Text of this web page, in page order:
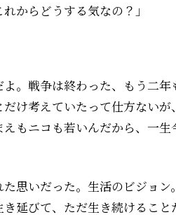
からどうする気なの？」
よ。戦争は終わった、もう二
け考えていたって仕方ない
もニコも若いんだから、一
思いだった。生活のビジョ
延びて、ただ生き続けること